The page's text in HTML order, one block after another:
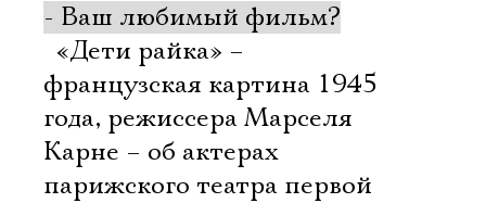
- Ваш любимый фильм?
 «Дети райка» –
французская картина 1945
года, режиссера Марселя
Карне – об актерах
парижского театра первой